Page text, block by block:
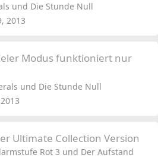
und Die Stunde Null
2013
Modus funktioniert nur
und Die Stunde Null
Ultimate Collection Version
Rot 3 und Der Aufstand